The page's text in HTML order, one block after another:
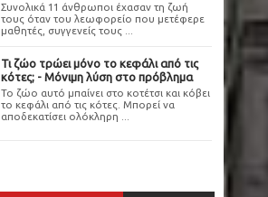
Συνολικά 11 άνθρωποι έχασαν τη ζωή
τους όταν του λεωφορείο που μετέφερε
μαθητές, συγγενείς τους ...
Τι ζώο τρώει μόνο το κεφάλι από τις
κότες; - Μόνιμη λύση στο πρόβλημα
Το ζώο αυτό μπαίνει στο κοτέτσι και κόβει
το κεφάλι από τις κότες. Μπορεί να
αποδεκατίσει ολόκληρη ...